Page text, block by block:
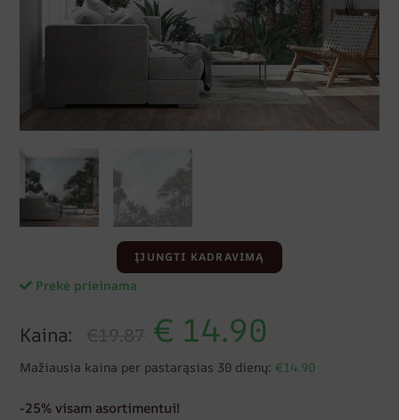
ĮJUNGTI KADRAVIMĄ
Prekė prieinama
Kaina: €19.87 € 14.90
Mažiausia kaina per pastarąsias 30 dienų: €14.90
-25% visam asortimentui!